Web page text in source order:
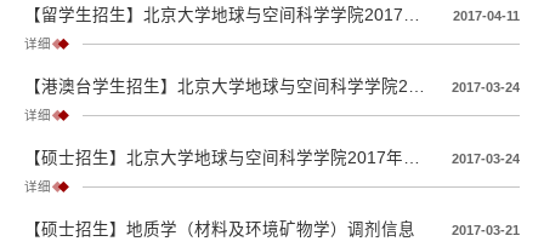
2017-04-11
详细
2017-03-24
详细
2017-03-24
详细
【硕士招生】地质学（材料及环境矿物学）调剂信息
2017-03-21